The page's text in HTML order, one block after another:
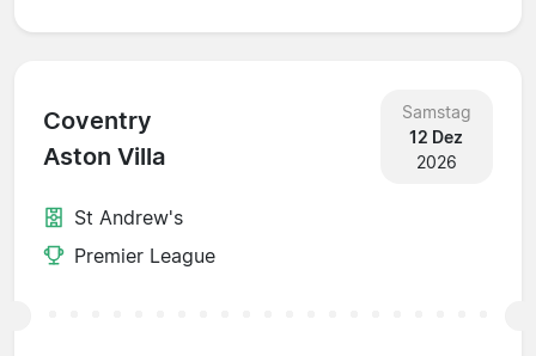
Coventry
Aston Villa
Samstag
12 Dez
2026
St Andrew's
Premier League